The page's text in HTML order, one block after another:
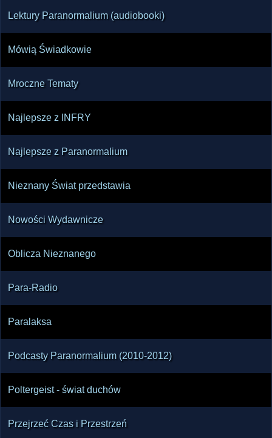
Lektury Paranormalium (audiobooki)
Mówią Świadkowie
Mroczne Tematy
Najlepsze z INFRY
Najlepsze z Paranormalium
Nieznany Świat przedstawia
Nowości Wydawnicze
Oblicza Nieznanego
Para-Radio
Paralaksa
Podcasty Paranormalium (2010-2012)
Poltergeist - świat duchów
Przejrzeć Czas i Przestrzeń